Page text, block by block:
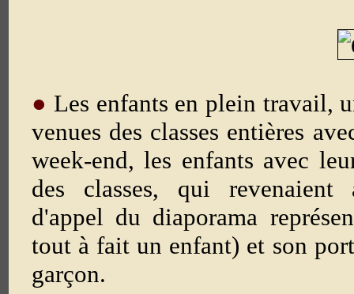
● Les enfants en plein travail,
venues des classes entières
week-end, les enfants avec
des classes, qui
d'appel du diaporama
tout à fait un enfant) et son
garçon.